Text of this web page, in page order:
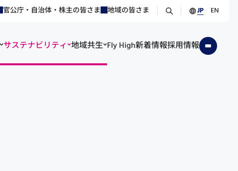
官公庁・自治体・株主の皆さま 地域の皆さま JP EN
サステナビリティ 地域共生 Fly High新着情報採用情報